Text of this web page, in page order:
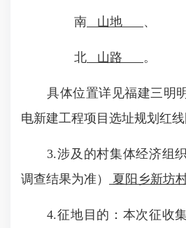
南 山地 、
北 山路 。
具体位置详见福建三明明
电新建工程项目选址规划红线
3.涉及的村集体经济组织
调查结果为准）
夏阳乡新坊
4.征地目的：本次征收集